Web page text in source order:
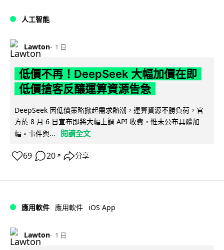
人工智能
Lawton 1 日
低價不再！DeepSeek 大幅加價在即
低價搶客反釀運算資源告急
DeepSeek 因低價策略掀起需求熱潮，運算資源不勝負荷，官
方於 8 月 6 日宣布即將大幅上調 API 收費，惟未公布具體加
幅。事件與...
閱讀全文
69 20 ↗ 分享
應用軟件 應用軟件 iOS App
Lawton 1 日